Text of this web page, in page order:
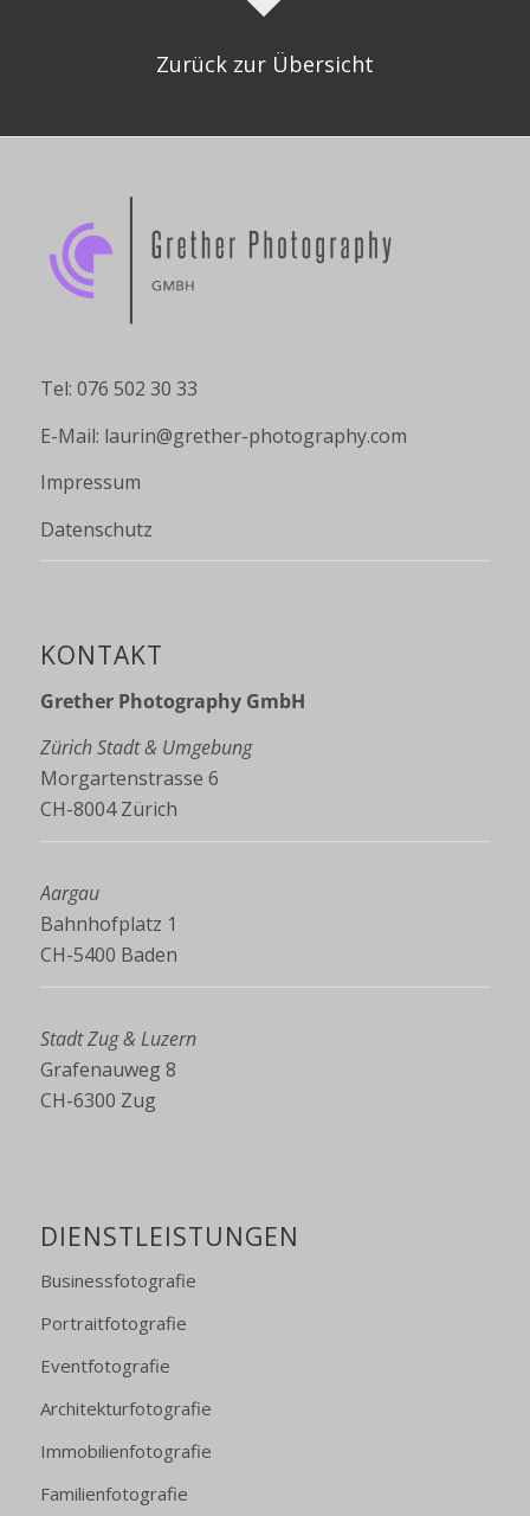
Zurück zur Übersicht
Tel: 076 502 30 33
E-Mail: laurin@grether-photography.com
Impressum
Datenschutz
KONTAKT
Grether Photography GmbH
Zürich Stadt & Umgebung
Morgartenstrasse 6
CH-8004 Zürich
Aargau
Bahnhofplatz 1
CH-5400 Baden
Stadt Zug & Luzern
Grafenauweg 8
CH-6300 Zug
DIENSTLEISTUNGEN
Businessfotografie
Portraitfotografie
Eventfotografie
Architekturfotografie
Immobilienfotografie
Familienfotografie